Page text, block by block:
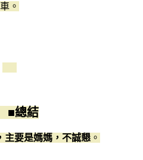
車。
總結
主要是媽媽，不誠懇 。